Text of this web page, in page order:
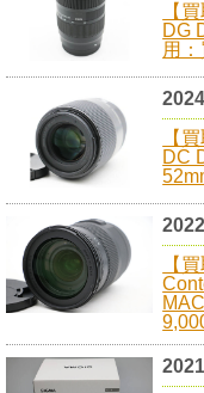
【
DG
用
【
DC
【